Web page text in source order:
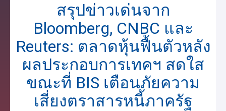
สรุปข่าวเด่นจาก
Bloomberg, CNBC และ
Reuters: ตลาดหุ้นฟื้นตัวหลัง
ผลประกอบการเทคฯ สดใส
ขณะที่ BIS เตือนภัยความ
เสี่ยงตราสารหนี้ภาครัฐ